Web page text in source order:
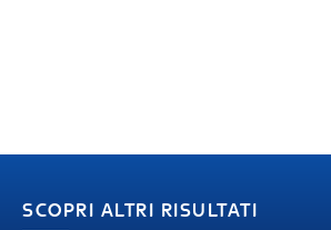
SCOPRI ALTRI RISULTATI